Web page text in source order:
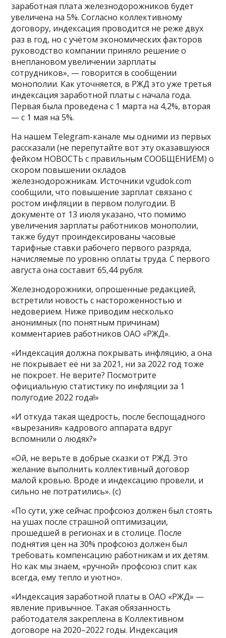
заработная плата железнодорожников будет
увеличена на 5%. Согласно коллективному
договору, индексация проводится не реже двух
раз в год, но с учётом экономических факторов
руководство компании приняло решение о
внеплановом увеличении зарплаты
сотрудников», — говорится в сообщении
монополии. Как уточняется, в РЖД это уже третья
индексация заработной платы с начала года.
Первая была проведена с 1 марта на 4,2%, вторая
— с 1 мая на 5%.
На нашем Telegram-канале мы одними из первых
рассказали (не перепутайте вот эту оказавшуюся
фейком НОВОСТЬ с правильным СООБЩЕНИЕМ) о
скором повышении окладов
железнодорожникам. Источники vgudok.com
сообщили, что повышение зарплат связано с
ростом инфляции в первом полугодии. В
документе от 13 июля указано, что помимо
увеличения зарплаты работников монополии,
также будут проиндексированы часовые
тарифные ставки рабочего первого разряда,
начисляемые по уровню оплаты труда. С первого
августа она составит 65,44 рубля.
Железнодорожники, опрошенные редакцией,
встретили новость с настороженностью и
недоверием. Ниже приводим несколько
анонимных (по понятным причинам)
комментариев работников ОАО «РЖД».
«Индексация должна покрывать инфляцию, а она
не покрывает её ни за 2021, ни за 2022 год тоже
не покроет. Не верите? Посмотрите
официальную статистику по инфляции за 1
полугодие 2022 года!»
«И откуда такая щедрость, после беспощадного
«вырезания» кадрового аппарата вдруг
вспомнили о людях?»
«Ой, не верьте в добрые сказки от РЖД. Это
желание выполнить коллективный договор
малой кровью. Вроде и индексацию провели, и
сильно не потратились». (с)
«По сути, уже сейчас профсоюз должен был стоять
на ушах после страшной оптимизации,
прошедшей в регионах и в столице. После
поднятия цен на 30% профсоюз должен был
требовать компенсацию работникам и их детям.
Но как мы знаем, «ручной» профсоюз спит как
всегда, ему тепло и уютно».
«Индексация заработной платы в ОАО «РЖД» —
явление привычное. Такая обязанность
работодателя закреплена в Коллективном
договоре на 2020–2022 годы. Индексация